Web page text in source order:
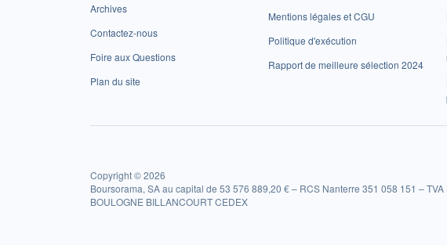
Archives
Contactez-nous
Foire aux Questions
Plan du site
Mentions légales et CGU
Politique d'exécution
Rapport de meilleure sélection 2024
Copyright © 2026
Boursorama, SA au capital de 53 576 889,20 € – RCS Nanterre 351 058 151 –
BOULOGNE BILLANCOURT CEDEX